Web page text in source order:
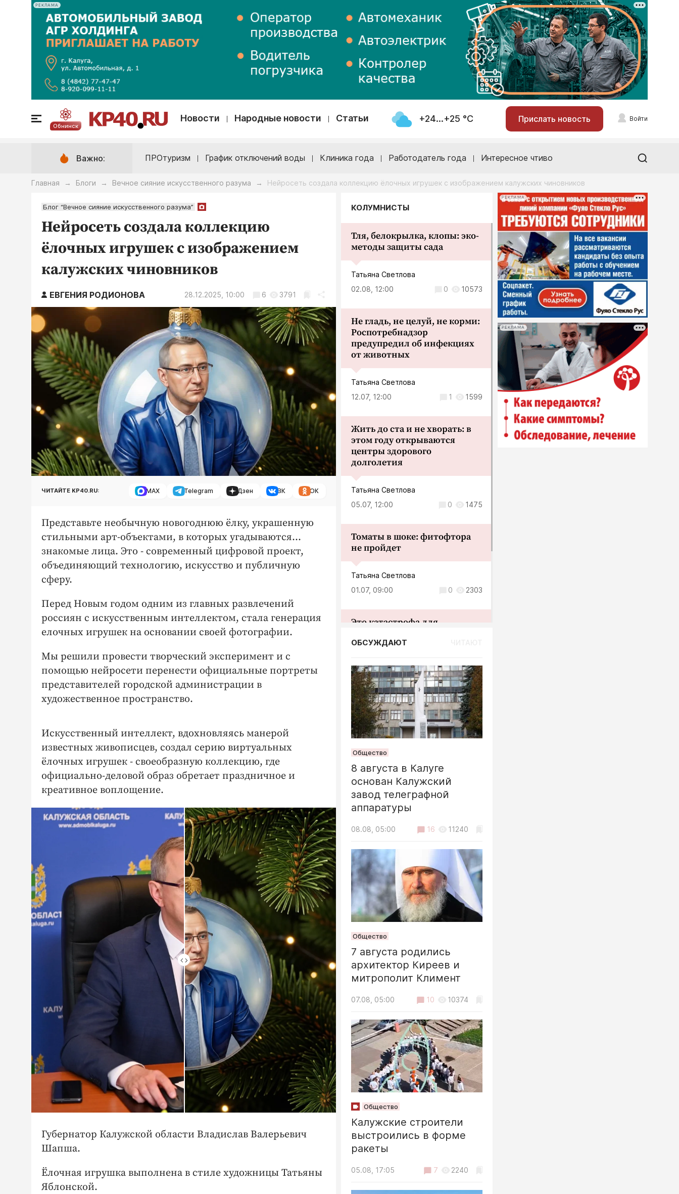
РЕКЛАМА
Обнинск
Новости Народные новости Статьи +24...+25 °С Прислать новость Войти
Важно: ПРОтуризм График отключений воды Клиника года Работодатель года Интересное чтиво
Главная → Блоги → Вечное сияние искусственного разума → Нейросеть создала коллекцию ёлочных игрушек с изображением калужских чиновников
Блог “Вечное сияние искусственного разума”
Нейросеть создала коллекцию
ёлочных игрушек с изображением
калужских чиновников
ЕВГЕНИЯ РОДИОНОВА 28.12.2025, 10:00 6 3791
ЧИТАЙТЕ KP40.RU: MAX Telegram Дзен ВК ОК
Представьте необычную новогоднюю ёлку, украшенную
стильными арт-объектами, в которых угадываются…
знакомые лица. Это - современный цифровой проект,
объединяющий технологию, искусство и публичную
сферу.
Перед Новым годом одним из главных развлечений
россиян с искусственным интеллектом, стала генерация
елочных игрушек на основании своей фотографии.
Мы решили провести творческий эксперимент и с
помощью нейросети перенести официальные портреты
представителей городской администрации в
художественное пространство.
Искусственный интеллект, вдохновляясь манерой
известных живописцев, создал серию виртуальных
ёлочных игрушек - своеобразную коллекцию, где
официально-деловой образ обретает праздничное и
креативное воплощение.
Губернатор Калужской области Владислав Валерьевич
Шапша.
Ёлочная игрушка выполнена в стиле художницы Татьяны
Яблонской.
КОЛУМНИСТЫ
Тля, белокрылка, клопы: эко-
методы защиты сада
Татьяна Светлова
02.08, 12:00
0 10573
Не гладь, не целуй, не корми:
Роспотребнадзор
предупредил об инфекциях
от животных
Татьяна Светлова
12.07, 12:00
1 1599
Жить до ста и не хворать: в
этом году открываются
центры здорового
долголетия
Татьяна Светлова
05.07, 12:00
0 1475
Томаты в шоке: фитофтора
не пройдет
Татьяна Светлова
01.07, 09:00
0 2303
Это катастрофа для
ребенка, который не боится
Татьяна Светлова
28.06, 12:00
0 1459
ОБСУЖДАЮТ
Общество
8 августа в Калуге
основан Калужский
завод телеграфной
аппаратуры
08.08, 05:00 16 11240
Общество
7 августа родились
архитектор Киреев и
митрополит Климент
07.08, 05:00 10 10374
Общество
Калужские строители
выстроились в форме
ракеты
05.08, 17:05 7 2240
РЕКЛАМА
РЕКЛАМА